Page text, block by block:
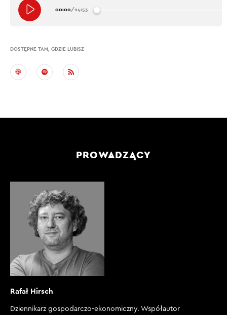
00:00/24:53
DOSTĘPNE TAM, GDZIE LUBISZ
PROWADZĄCY
Rafał Hirsch
Dziennikarz gospodarczo-ekonomiczny. Współautor